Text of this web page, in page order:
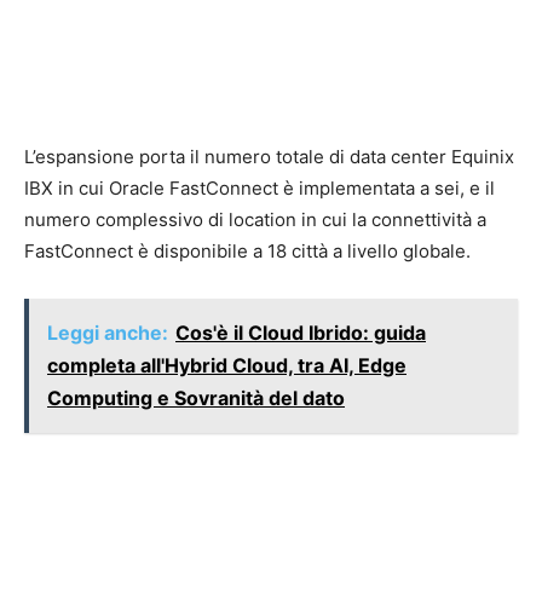
L’espansione porta il numero totale di data center Equinix
IBX in cui Oracle FastConnect è implementata a sei, e il
numero complessivo di location in cui la connettività a
FastConnect è disponibile a 18 città a livello globale.
Leggi anche: Cos'è il Cloud Ibrido: guida
completa all'Hybrid Cloud, tra AI, Edge
Computing e Sovranità del dato